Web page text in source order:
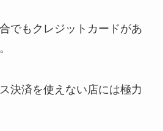
でもクレジットカードがあ
決済を使えない店には極力